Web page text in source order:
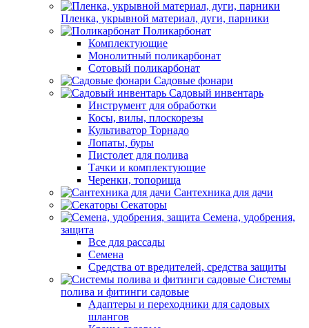
Пленка, укрывной материал, дуги, парники
Поликарбонат
Комплектующие
Монолитный поликарбонат
Сотовый поликарбонат
Садовые фонари
Садовый инвентарь
Инструмент для обработки
Косы, вилы, плоскорезы
Культиватор Торнадо
Лопаты, буры
Пистолет для полива
Тачки и комплектующие
Черенки, топорища
Сантехника для дачи
Секаторы
Семена, удобрения,
защита
Все для рассады
Семена
Средства от вредителей, средства защиты
Системы
полива и фитинги садовые
Адаптеры и переходники для садовых
шлангов